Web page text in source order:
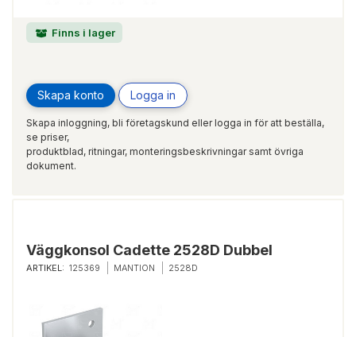
Finns i lager
Skapa konto Logga in
Skapa inloggning, bli företagskund eller logga in för att beställa,
se priser,
produktblad, ritningar, monteringsbeskrivningar samt övriga
dokument.
Väggkonsol Cadette 2528D Dubbel
ARTIKEL: 125369 MANTION 2528D